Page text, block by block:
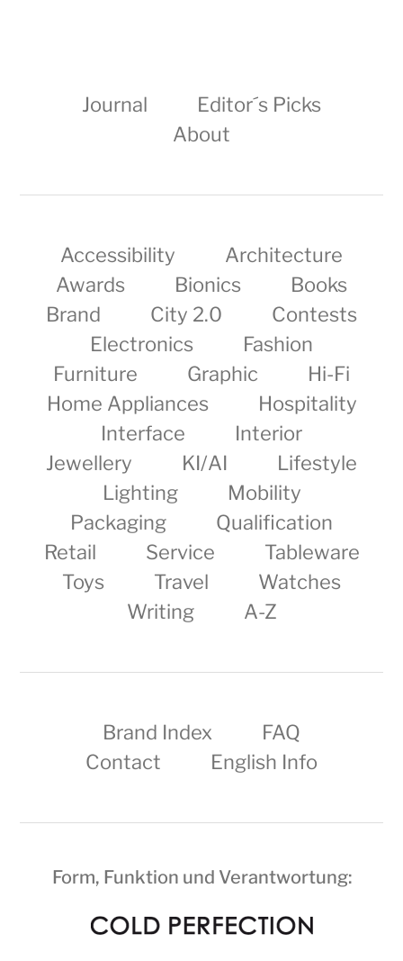
Journal
Editor´s Picks
About
Accessibility
Architecture
Awards
Bionics
Books
Brand
City 2.0
Contests
Electronics
Fashion
Furniture
Graphic
Hi-Fi
Home Appliances
Hospitality
Interface
Interior
Jewellery
KI/AI
Lifestyle
Lighting
Mobility
Packaging
Qualification
Retail
Service
Tableware
Toys
Travel
Watches
Writing
A-Z
Brand Index
FAQ
Contact
English Info
Form, Funktion und Verantwortung: